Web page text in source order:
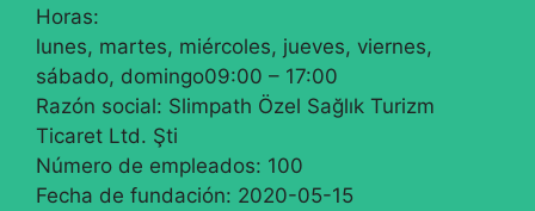
Horas:
lunes, martes, miércoles, jueves, viernes,
sábado, domingo09:00 – 17:00
Razón social: Slimpath Özel Sağlık Turizm
Ticaret Ltd. Şti
Número de empleados: 100
Fecha de fundación: 2020-05-15